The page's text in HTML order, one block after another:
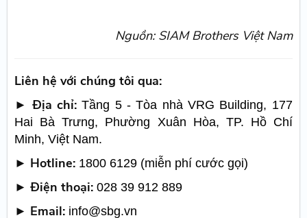
Nguồn: SIAM Brothers Việt Nam
Liên hệ với chúng tôi qua:
► Địa chỉ:Tầng 5 - Tòa nhà VRG Building, 177
Hai Bà Trưng, Phường Xuân Hòa, TP. Hồ Chí
Minh, Việt Nam.
► Hotline: 1800 6129 (miễn phí cước gọi)
► Điện thoại: 028 39 912 889
► Email: info@sbg.vn